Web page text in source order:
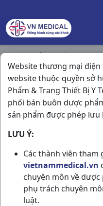
Website thương mại
website thuộc quyền sở
Phẩm & Trang Thiết Bị Y
phối bán buôn dược
sản phẩm được phép lưu
LƯU Ý:
Các thành viên tham
vietnammedical.vn
chuyên môn về
phụ trách chuyên
luật.
Trang chủ / Thần Kinh -
Nootropil 800mg